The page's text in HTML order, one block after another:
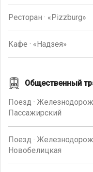
Ресторан · «Pizzburg»
Кафе · «Надзея»
Общественный
Поезд ·
Пассажирский
Поезд ·
Новобелицкая